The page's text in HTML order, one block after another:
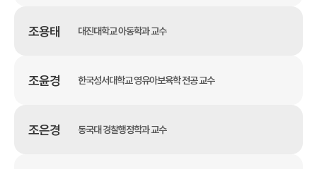
조용태 대진대학교 아동학과 교수
조윤경 한국성서대학교 영유아보육학 전공 교수
조은경 동국대 경찰행정학과 교수